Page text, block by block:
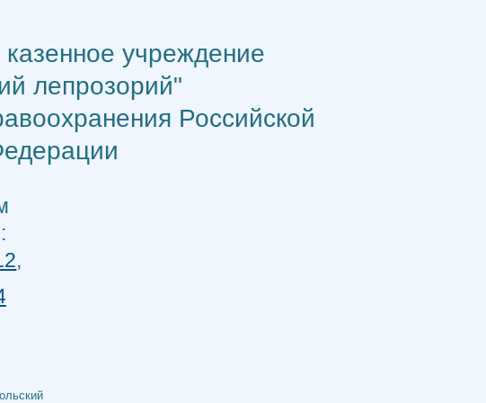
учреждение
лепрозорий"
Российской
,